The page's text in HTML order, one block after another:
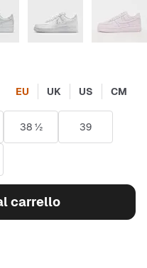
EU UK US CM
38 ½ 39
carrello